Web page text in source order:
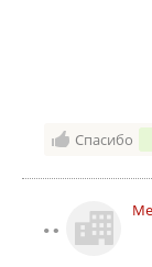
сторожу и
несколько
Боги!!! Во-
мусор был
кухонька,
Спасибо